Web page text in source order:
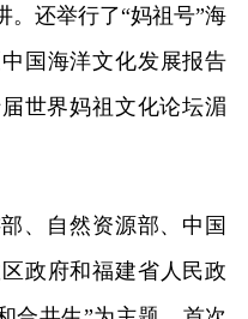
。还举行了“妈祖号”海
国海洋文化发展报告
届世界妈祖文化论坛湄
、自然资源部、中国
政府和福建省人民政